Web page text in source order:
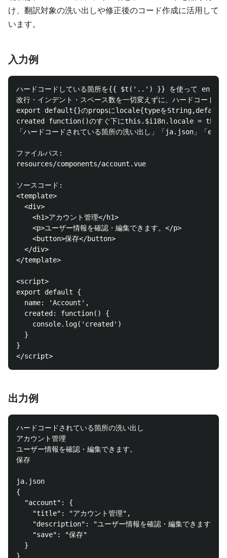
け、翻訳対象の洗い出しや修正後のコード作成に活用して
います。
入力例
ハードコードしている箇所を{{ $t('..') }} を使って
改行・インデント・スペース数を一切変えずに、ハードコード
export default{}のpropsにlocale{typeをString,defaultを
created function()のすぐ下にthis.$i18n.locale =
「ハードコードされている箇所の洗い出し」「ja.json」「
ファイルパス:
resources/components/account.vue
ソースコード:
<template>
  <div>
    <h1>アカウント管理</h1>
    <p>ユーザー情報を確認・編集できます。</p>
    <button>保存</button>
  </div>
</template>
<script>
export default {
  name: 'Account',
  created: function() {
    console.log('created')
  }
}
出力例
ハードコードされている箇所の洗い出し
アカウント管理
ユーザー情報を確認・編集できます。
保存
ja.json
{
  "account": {
    "title": "アカウント管理",
    "description": "ユーザー情報を確認・編集できます。",
    "save": "保存"
  }
}